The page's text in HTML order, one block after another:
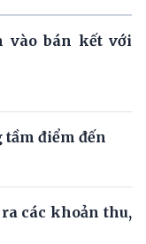
vào bán kết với
điểm đến
các khoản thu,